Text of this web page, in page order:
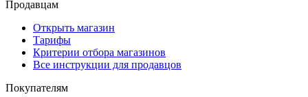
Продавцам
Открыть магазин
Тарифы
Критерии отбора магазинов
Все инструкции для продавцов
Покупателям